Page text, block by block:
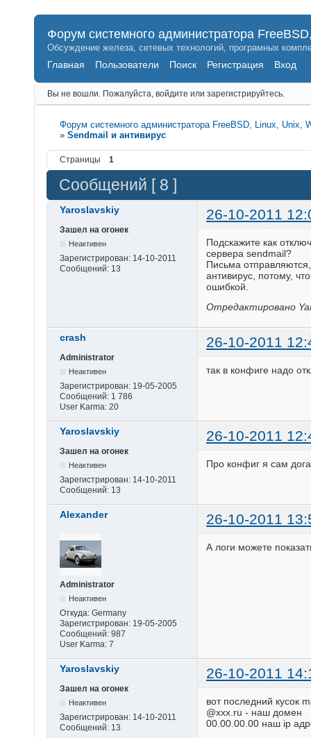
Форум системного администратора
Обсуждение железа, сетевых технологий, програмных
Главная Пользователи Поиск Регистрация Вход
Вы не вошли. Пожалуйста, войдите или зарегистрируйтесь.
Форум системного администратора FreeBSD, Linux, Unix,
»Sendmail и антивирус
Страницы 1
Сообщений [ 8 ]
Yaroslavskiy 26-10-2011
Зашел на огонек
Неактивен
Зарегистрирован: 14-10-2011
Сообщений: 13
Подскажите как
сервера sendmail?
Письма
антивирус, потому,
ошибкой.
Отредактировано
crash 26-10-2011
Administrator
Неактивен
Зарегистрирован: 19-05-2005
Сообщений: 1 786
User Karma: 20
так в конфиге надо
Yaroslavskiy 26-10-2011
Зашел на огонек
Неактивен
Зарегистрирован: 14-10-2011
Сообщений: 13
Про конфиг я сам
Alexander 26-10-2011
Administrator
Неактивен
Откуда: Germany
Зарегистрирован: 19-05-2005
Сообщений: 987
User Karma: 7
А логи можете
Yaroslavskiy 26-10-2011
Зашел на огонек
Неактивен
Зарегистрирован: 14-10-2011
Сообщений: 13
вот последний кусок
@xxx.ru - наш домен
00.00.00.00 наш ip